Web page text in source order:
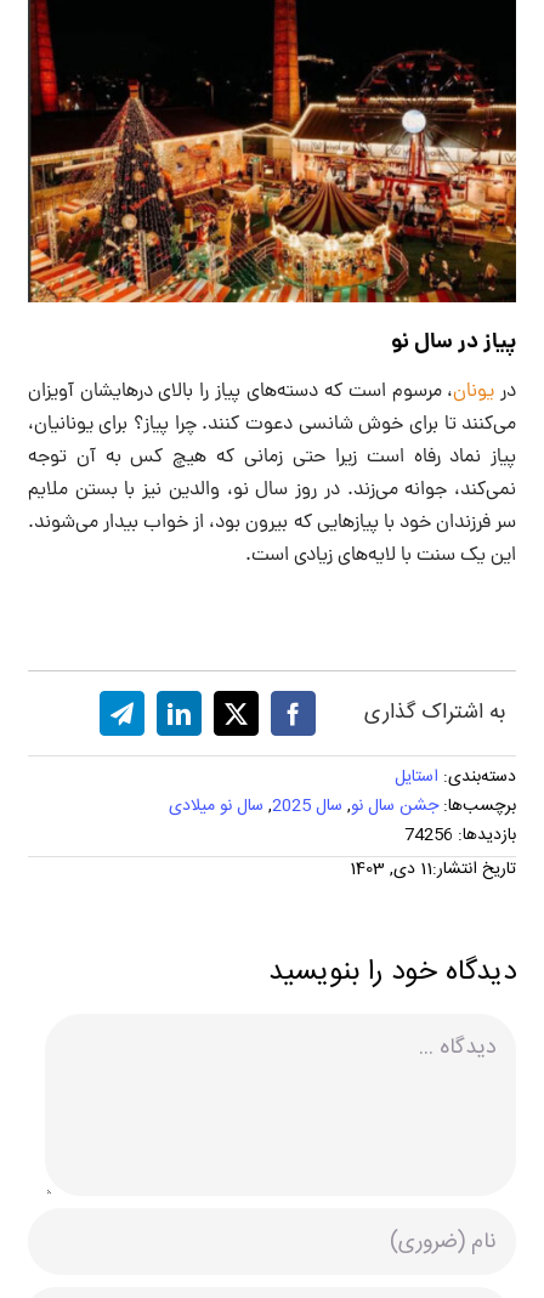
پیاز در سال نو
در یونان، مرسوم است که دسته‌های پیاز را بالای درهایشان آویزان
می‌کنند تا برای خوش شانسی دعوت کنند. چرا پیاز؟ برای یونانیان،
پیاز نماد رفاه است زیرا حتی زمانی که هیچ کس به آن توجه
نمی‌کند، جوانه می‌زند. در روز سال نو، والدین نیز با بستن ملایم
سر فرزندان خود با پیازهایی که بیرون بود، از خواب بیدار می‌شوند.
این یک سنت با لایه‌های زیادی است.
به اشتراک گذاری
دسته‌بندی: استایل
برچسب‌ها:جشن سال نو, سال 2025 , سال نو میلادی
بازدیدها: 74256
تاریخ انتشار:11 دی, 1403
دیدگاه خود را بنویسید